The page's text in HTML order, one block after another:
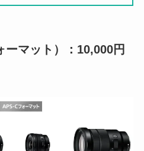
マット）：10,000円